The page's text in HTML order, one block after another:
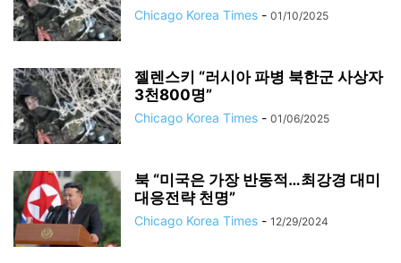
Chicago Korea Times - 01/10/2025
젤렌스키 “러시아 파병 북한군 사상자
3천800명”
Chicago Korea Times - 01/06/2025
북 “미국은 가장 반동적…최강경 대미
대응전략 천명”
Chicago Korea Times - 12/29/2024